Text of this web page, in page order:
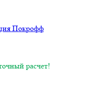
Покрофф
расчет!